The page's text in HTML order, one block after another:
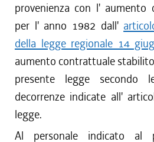
provenienza con l' aumento
per l' anno 1982 dall'
della legge regionale 14
aumento contrattuale
presente legge secondo
decorrenze indicate all'
legge.
Al personale indicato al